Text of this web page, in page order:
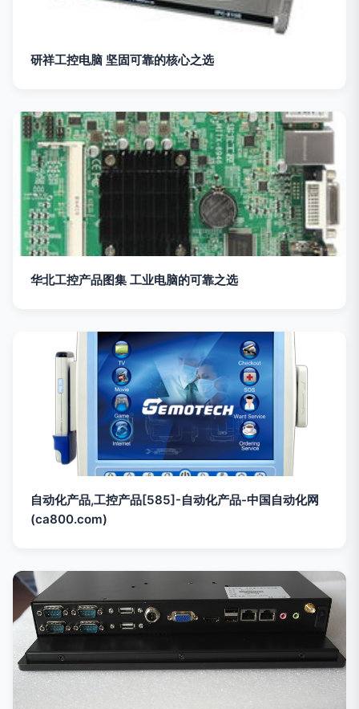
研祥工控电脑 坚固可靠的核心之选
华北工控产品图集 工业电脑的可靠之选
自动化产品,工控产品[585]-自动化产品-中国自动化网
(ca800.com)